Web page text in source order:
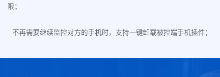
限；
不再需要继续监控对方的手机时，支持一键卸载被控端手机插件；